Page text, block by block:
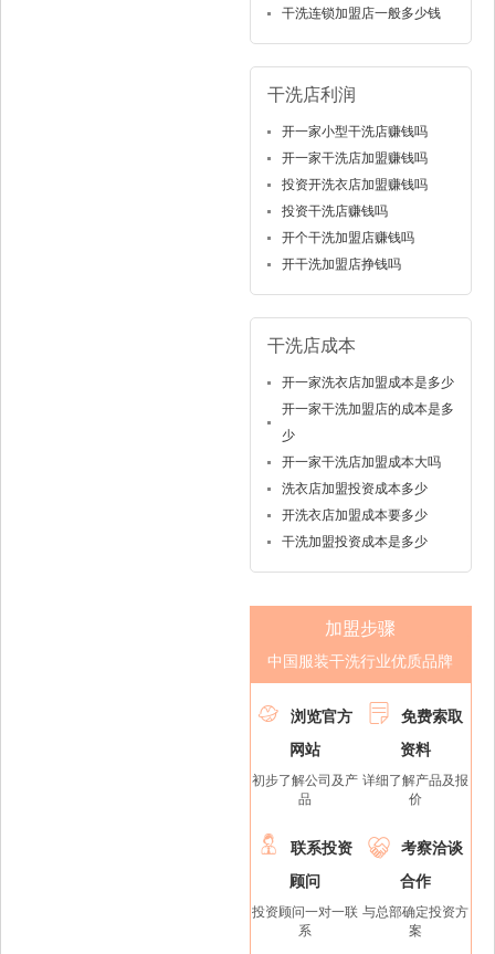
干洗连锁加盟店一般多少钱
干洗店利润
开一家小型干洗店赚钱吗
开一家干洗店加盟赚钱吗
投资开洗衣店加盟赚钱吗
投资干洗店赚钱吗
开个干洗加盟店赚钱吗
开干洗加盟店挣钱吗
干洗店成本
开一家洗衣店加盟成本是多少
开一家干洗加盟店的成本是多
少
开一家干洗店加盟成本大吗
洗衣店加盟投资成本多少
开洗衣店加盟成本要多少
干洗加盟投资成本是多少
加盟步骤
中国服装干洗行业优质品牌

浏览官方
网站
初步了解公司及产
品

免费索取
资料
详细了解产品及报
价

联系投资
顾问
投资顾问一对一联
系

考察洽谈
合作
与总部确定投资方
案